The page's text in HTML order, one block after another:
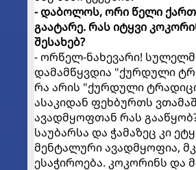
- დაბოლოს, ორი წელი
გაატარე. რას იტყვი
შესახებ?
- ორწელ-ნახევარი!
დამამწყვდია "ქურდული
რა არის "ქურდული
ასაკიდან ფეხბურთს
ავადმყოფთან რას
საუბარსა და ჭამაზეც კი
მენტალური ავადმყოფია,
ესაჭიროება. კოკორინს და